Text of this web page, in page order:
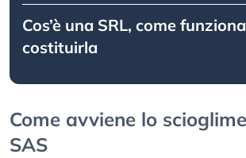
Cos’è una SRL, come
costituirla
Come avviene lo
SAS